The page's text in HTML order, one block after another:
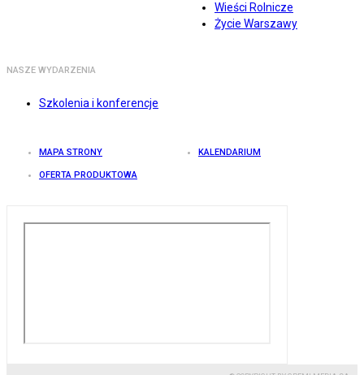
Wieści Rolnicze
Życie Warszawy
NASZE WYDARZENIA
Szkolenia i konferencje
MAPA STRONY KALENDARIUM
OFERTA PRODUKTOWA